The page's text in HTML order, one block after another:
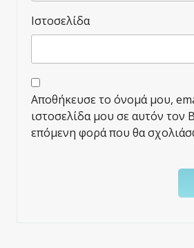
Ιστοσελίδα
Αποθήκευσε το όνομά μου,
ιστοσελίδα μου σε αυτόν τον
επόμενη φορά που θα